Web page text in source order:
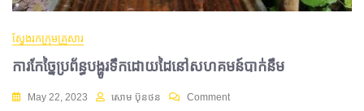
ស្វែងរកក្រុមគ្រួសារ
ការកែច្នៃប្រព័ន្ធបង្ហូរទឹកដោយដៃនៅសហគមន៍បាក់នឹម
May 22, 2023 សោម ប៊ុនថន Comment